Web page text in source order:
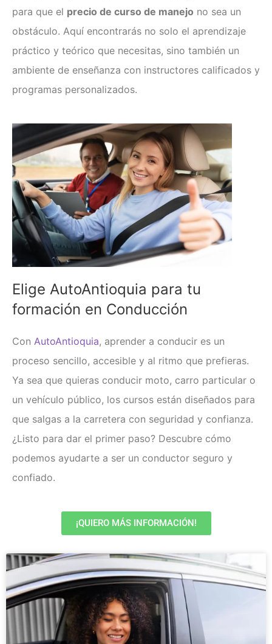
para que el precio de curso de manejo no sea un
obstáculo. Aquí encontrarás no solo el aprendizaje
práctico y teórico que necesitas, sino también un
ambiente de enseñanza con instructores calificados y
programas personalizados.
Elige AutoAntioquia para tu
formación en Conducción
Con AutoAntioquia, aprender a conducir es un
proceso sencillo, accesible y al ritmo que prefieras.
Ya sea que quieras conducir moto, carro particular o
un vehículo público, los cursos están diseñados para
que salgas a la carretera con seguridad y confianza.
¿Listo para dar el primer paso? Descubre cómo
podemos ayudarte a ser un conductor seguro y
confiado.
¡QUIERO MÁS INFORMACIÓN!